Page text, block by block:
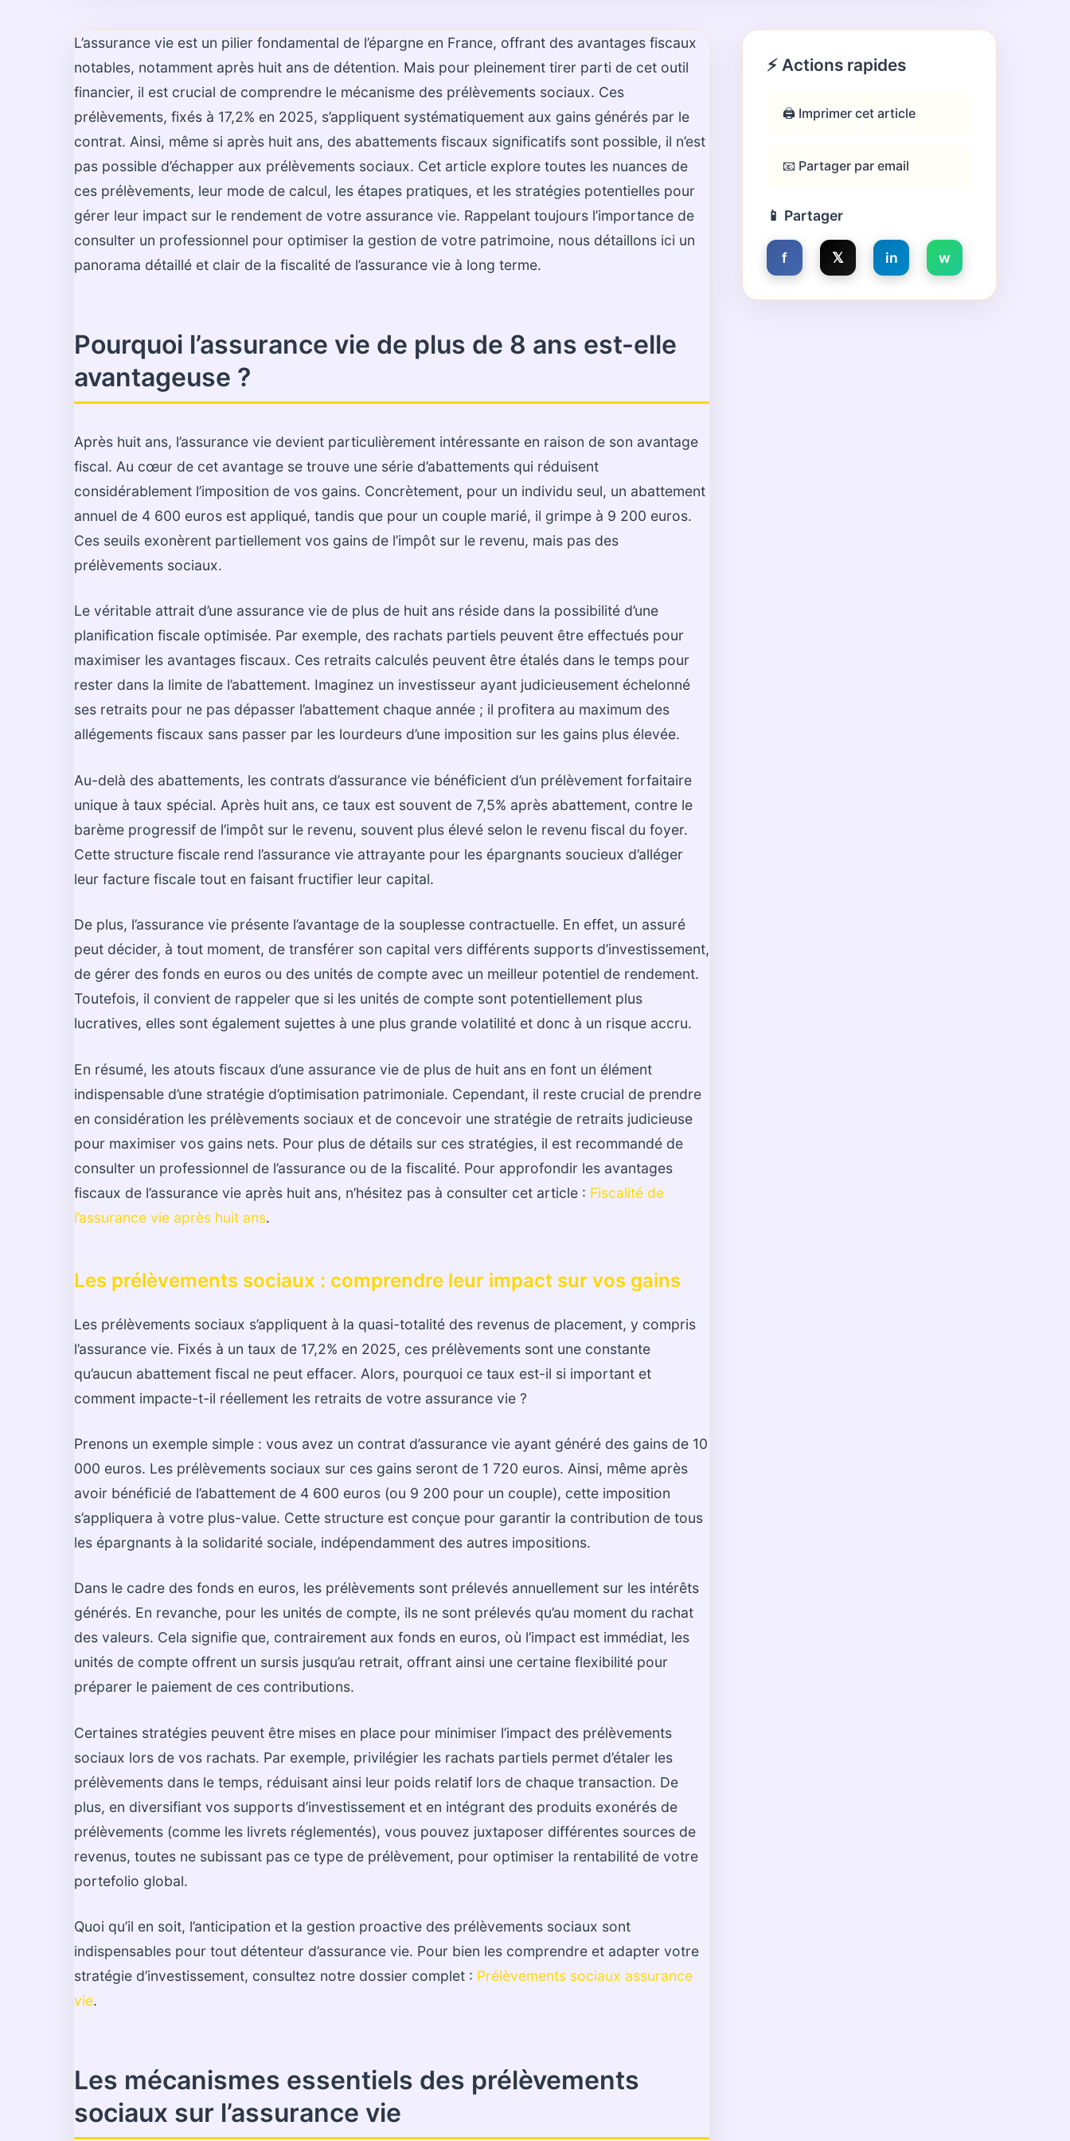
L’assurance vie est un pilier fondamental de l’épargne en France, offrant des avantages fiscaux
notables, notamment après huit ans de détention. Mais pour pleinement tirer parti de cet outil
financier, il est crucial de comprendre le mécanisme des prélèvements sociaux. Ces
prélèvements, fixés à 17,2% en 2025, s’appliquent systématiquement aux gains générés par le
contrat. Ainsi, même si après huit ans, des abattements fiscaux significatifs sont possible, il n’est
pas possible d’échapper aux prélèvements sociaux. Cet article explore toutes les nuances de
ces prélèvements, leur mode de calcul, les étapes pratiques, et les stratégies potentielles pour
gérer leur impact sur le rendement de votre assurance vie. Rappelant toujours l’importance de
consulter un professionnel pour optimiser la gestion de votre patrimoine, nous détaillons ici un
panorama détaillé et clair de la fiscalité de l’assurance vie à long terme.
Pourquoi l’assurance vie de plus de 8 ans est-elle
avantageuse ?
Après huit ans, l’assurance vie devient particulièrement intéressante en raison de son avantage
fiscal. Au cœur de cet avantage se trouve une série d’abattements qui réduisent
considérablement l’imposition de vos gains. Concrètement, pour un individu seul, un abattement
annuel de 4 600 euros est appliqué, tandis que pour un couple marié, il grimpe à 9 200 euros.
Ces seuils exonèrent partiellement vos gains de l’impôt sur le revenu, mais pas des
prélèvements sociaux.
Le véritable attrait d’une assurance vie de plus de huit ans réside dans la possibilité d’une
planification fiscale optimisée. Par exemple, des rachats partiels peuvent être effectués pour
maximiser les avantages fiscaux. Ces retraits calculés peuvent être étalés dans le temps pour
rester dans la limite de l’abattement. Imaginez un investisseur ayant judicieusement échelonné
ses retraits pour ne pas dépasser l’abattement chaque année ; il profitera au maximum des
allégements fiscaux sans passer par les lourdeurs d’une imposition sur les gains plus élevée.
Au-delà des abattements, les contrats d’assurance vie bénéficient d’un prélèvement forfaitaire
unique à taux spécial. Après huit ans, ce taux est souvent de 7,5% après abattement, contre le
barème progressif de l’impôt sur le revenu, souvent plus élevé selon le revenu fiscal du foyer.
Cette structure fiscale rend l’assurance vie attrayante pour les épargnants soucieux d’alléger
leur facture fiscale tout en faisant fructifier leur capital.
De plus, l’assurance vie présente l’avantage de la souplesse contractuelle. En effet, un assuré
peut décider, à tout moment, de transférer son capital vers différents supports d’investissement,
de gérer des fonds en euros ou des unités de compte avec un meilleur potentiel de rendement.
Toutefois, il convient de rappeler que si les unités de compte sont potentiellement plus
lucratives, elles sont également sujettes à une plus grande volatilité et donc à un risque accru.
En résumé, les atouts fiscaux d’une assurance vie de plus de huit ans en font un élément
indispensable d’une stratégie d’optimisation patrimoniale. Cependant, il reste crucial de prendre
en considération les prélèvements sociaux et de concevoir une stratégie de retraits judicieuse
pour maximiser vos gains nets. Pour plus de détails sur ces stratégies, il est recommandé de
consulter un professionnel de l’assurance ou de la fiscalité. Pour approfondir les avantages
fiscaux de l’assurance vie après huit ans, n’hésitez pas à consulter cet article : Fiscalité de
l’assurance vie après huit ans.
Les prélèvements sociaux : comprendre leur impact sur vos gains
Les prélèvements sociaux s’appliquent à la quasi-totalité des revenus de placement, y compris
l’assurance vie. Fixés à un taux de 17,2% en 2025, ces prélèvements sont une constante
qu’aucun abattement fiscal ne peut effacer. Alors, pourquoi ce taux est-il si important et
comment impacte-t-il réellement les retraits de votre assurance vie ?
Prenons un exemple simple : vous avez un contrat d’assurance vie ayant généré des gains de 10
000 euros. Les prélèvements sociaux sur ces gains seront de 1 720 euros. Ainsi, même après
avoir bénéficié de l’abattement de 4 600 euros (ou 9 200 pour un couple), cette imposition
s’appliquera à votre plus-value. Cette structure est conçue pour garantir la contribution de tous
les épargnants à la solidarité sociale, indépendamment des autres impositions.
Dans le cadre des fonds en euros, les prélèvements sont prélevés annuellement sur les intérêts
générés. En revanche, pour les unités de compte, ils ne sont prélevés qu’au moment du rachat
des valeurs. Cela signifie que, contrairement aux fonds en euros, où l’impact est immédiat, les
unités de compte offrent un sursis jusqu’au retrait, offrant ainsi une certaine flexibilité pour
préparer le paiement de ces contributions.
Certaines stratégies peuvent être mises en place pour minimiser l’impact des prélèvements
sociaux lors de vos rachats. Par exemple, privilégier les rachats partiels permet d’étaler les
prélèvements dans le temps, réduisant ainsi leur poids relatif lors de chaque transaction. De
plus, en diversifiant vos supports d’investissement et en intégrant des produits exonérés de
prélèvements (comme les livrets réglementés), vous pouvez juxtaposer différentes sources de
revenus, toutes ne subissant pas ce type de prélèvement, pour optimiser la rentabilité de votre
portefolio global.
Quoi qu’il en soit, l’anticipation et la gestion proactive des prélèvements sociaux sont
indispensables pour tout détenteur d’assurance vie. Pour bien les comprendre et adapter votre
stratégie d’investissement, consultez notre dossier complet : Prélèvements sociaux assurance
vie.
Les mécanismes essentiels des prélèvements
sociaux sur l’assurance vie
⚡ Actions rapides
🖨️ Imprimer cet article
📧 Partager par email
📱 Partager
f 𝕏 in w